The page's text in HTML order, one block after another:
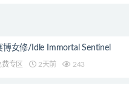
博女修/Idle Immortal Sentinel
费专区 2天前 243